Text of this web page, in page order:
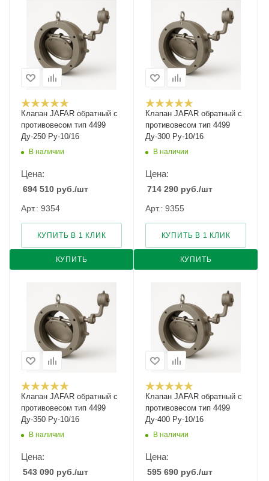
Клапан JAFAR обратный с
противовесом тип 4499
Ду-250 Ру-10/16
В наличии
Цена:
694 510 руб./шт
Арт.: 9354
КУПИТЬ
КУПИТЬ В 1 КЛИК
Клапан JAFAR обратный с
противовесом тип 4499
Ду-300 Ру-10/16
В наличии
Цена:
714 290 руб./шт
Арт.: 9355
КУПИТЬ
КУПИТЬ В 1 КЛИК
Клапан JAFAR обратный с
противовесом тип 4499
Ду-350 Ру-10/16
В наличии
Цена:
543 090 руб./шт
Клапан JAFAR обратный с
противовесом тип 4499
Ду-400 Ру-10/16
В наличии
Цена:
595 690 руб./шт